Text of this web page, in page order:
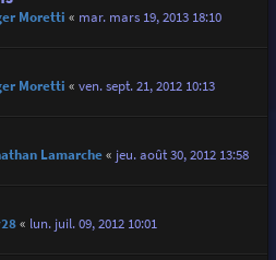
Moretti « mar. mars 19, 2013 18:10
Moretti « ven. sept. 21, 2012 10:13
Lamarche« jeu. août 30, 2012 13:58
« lun. juil. 09, 2012 10:01